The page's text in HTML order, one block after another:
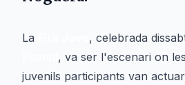
La , celebrada
, va ser l'escenari on
juvenils participants van